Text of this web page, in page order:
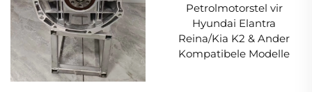
Petrolmotorstel vir
Hyundai Elantra
Reina/Kia K2 & Ander
Kompatibele Modelle